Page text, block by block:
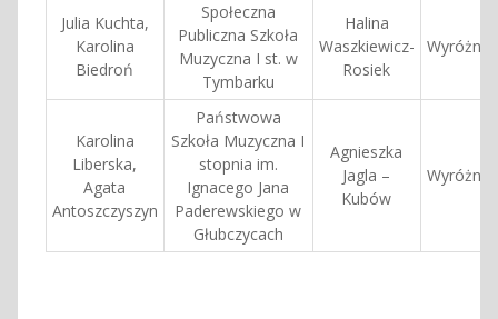
Julia Kuchta,
Karolina
Biedroń
Społeczna
Publiczna Szkoła
Muzyczna I st. w
Tymbarku
Halina
Waszkiewicz-
Rosiek
Karolina
Liberska,
Agata
Antoszczyszyn
Państwowa
Szkoła Muzyczna I
stopnia im.
Ignacego Jana
Paderewskiego w
Głubczycach
Agnieszka
Jagla –
Kubów